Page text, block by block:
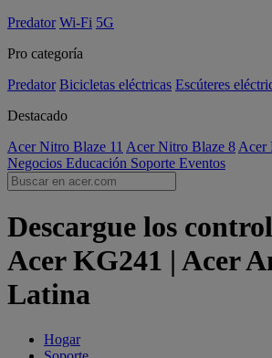
Predator Wi-Fi 5G
Pro categoría
Predator Bicicletas eléctricas Escúteres
Destacado
Acer Nitro Blaze 11 Acer Nitro Blaze 8 Acer
Negocios Educación Soporte Eventos
Descargue los
Acer KG241 | Acer
Latina
Hogar